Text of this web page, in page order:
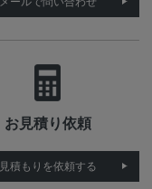
お見積り依頼
見積もりを依頼する